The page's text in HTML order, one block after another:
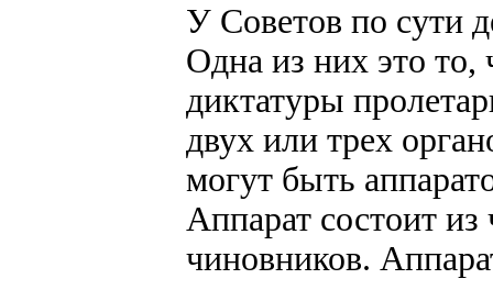
У Советов по сути
Одна из них это то,
диктатуры
двух или трех
могут быть
Аппарат состоит
чиновников.